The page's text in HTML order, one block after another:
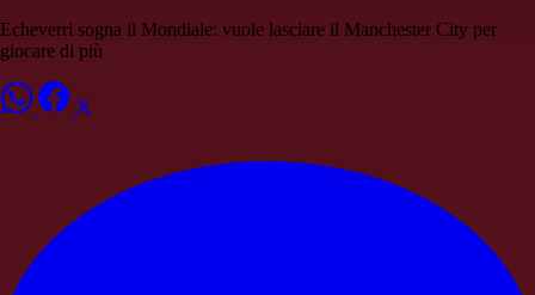
Echeverri sogna il Mondiale: vuole lasciare il Manchester City per
giocare di più